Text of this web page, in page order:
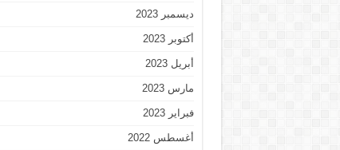
ديسمبر 2023
أكتوبر 2023
أبريل 2023
مارس 2023
فبراير 2023
أغسطس 2022